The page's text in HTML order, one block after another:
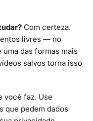
Com certeza.
livres — no
das formas mais
salvos torna isso
você faz. Use
que pedem dados